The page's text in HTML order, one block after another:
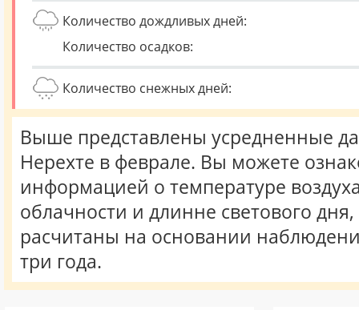
Количество дождливых дней:
Количество осадков:
Количество снежных дней:
Выше представлены усредненные
Нерехте в феврале. Вы можете
информацией о температуре
облачности и длинне светового
расчитаны на основании
три года.